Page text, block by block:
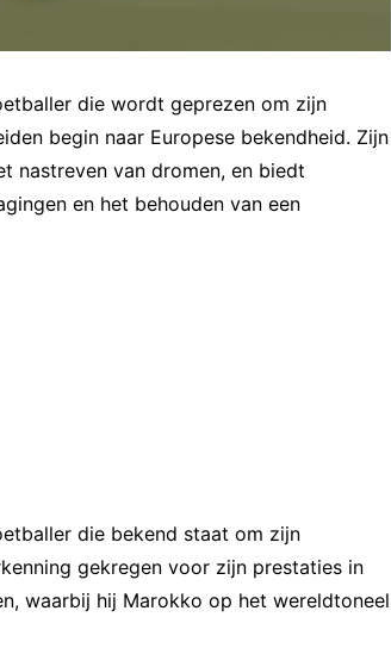
English (NZ)
Finnish (FI)
Dutch (BE)
Estonian (EE)
die wordt geprezen om zijn
begin naar Europese bekendheid. Zijn
nastreven van dromen, en biedt
en het behouden van een
die bekend staat om zijn
gekregen voor zijn prestaties in
waarbij hij Marokko op het wereldtoneel